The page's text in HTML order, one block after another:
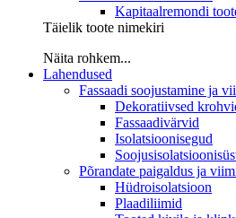
Kapitaalremondi
Täielik toote nimekiri
Näita rohkem...
Lahendused
Fassaadi soojustamine ja
Dekoratiivsed
Fassaadivärvid
Isolatsioonisegud
Põrandate paigaldus ja
Hüdroisolatsioon
Plaadiliimid